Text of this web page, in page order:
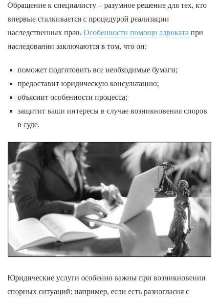
Обращение к специалисту – разумное решение для тех, кто
впервые сталкивается с процедурой реализации
наследственных прав. Особенности помощи адвоката при
наследовании заключаются в том, что он:
поможет подготовить все необходимые бумаги;
предоставит юридическую консультацию;
объяснит особенности процесса;
защитит ваши интересы в случае возникновения споров
в суде.
Юридические услуги особенно важны при возникновении
спорных ситуаций: например, если есть разногласия с